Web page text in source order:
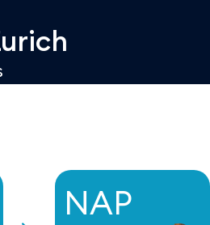
NAP